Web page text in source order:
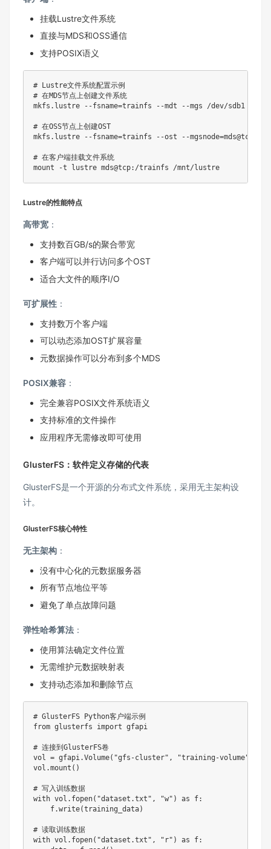
挂载Lustre文件系统
直接与MDS和OSS通信
支持POSIX语义
# Lustre文件系统配置示例
# 在MDS节点上创建文件系统
mkfs.lustre --fsname=trainfs --mdt --mgs /dev/sdb1
# 在OSS节点上创建OST
mkfs.lustre --fsname=trainfs --ost --mgsnode=mds@tcp /
# 在客户端挂载文件系统
mount
Lustre的性能特点
高带宽 ：
支持数百GB/s的聚合带宽
客户端可以并行访问多个OST
适合大文件的顺序I/O
可扩展性 ：
支持数万个客户端
可以动态添加OST扩展容量
元数据操作可以分布到多个MDS
POSIX兼容 ：
完全兼容POSIX文件系统语义
支持标准的文件操作
应用程序无需修改即可使用
GlusterFS：软件定义存储的代表
GlusterFS是一个开源的分布式文件系统，采用无主架构设
计。
GlusterFS核心特性
无主架构 ：
没有中心化的元数据服务器
所有节点地位平等
避免了单点故障问题
弹性哈希算法 ：
使用算法确定文件位置
无需维护元数据映射表
支持动态添加和删除节点
# GlusterFS Python客户端示例
from glusterfs import gfapi
# 连接到GlusterFS卷
vol = gfapi .Volume( "gfs-cluster" , "training-volume"
vol .mount ( )
# 写入训练数据
with vol . fopen( "dataset.txt" , "w" ) as f:
    f
.write(training_data)
# 读取训练数据
with vol . fopen( "dataset.txt" , "r" ) as f: